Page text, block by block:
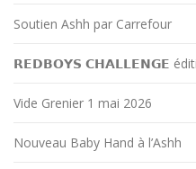
Soutien Ashh par Carrefour
𝗥𝗘𝗗𝗕𝗢𝗬𝗦 𝗖𝗛𝗔𝗟𝗟𝗘𝗡𝗚𝗘
Vide Grenier 1 mai 2026
Nouveau Baby Hand à l’Ashh